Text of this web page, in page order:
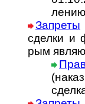
Запреты
сделки и
рым